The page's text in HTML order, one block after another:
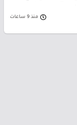
منذ 9 ساعات